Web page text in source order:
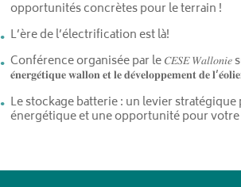
opportunités concrètes pour le terrain !
L’ère de l’électrification est là!
Conférence organisée par le 𝐶𝐸𝑆𝐸 𝑊𝑎𝑙𝑙𝑜𝑛𝑖𝑒
𝐞́𝐧𝐞𝐫𝐠𝐞́𝐭𝐢𝐪𝐮𝐞 𝐰𝐚𝐥𝐥𝐨𝐧 𝐞𝐭 𝐥𝐞 𝐝𝐞́𝐯𝐞𝐥𝐨𝐩𝐩𝐞𝐦𝐞𝐧𝐭 𝐝𝐞
Le stockage batterie : un levier
énergétique et une opportunité pour